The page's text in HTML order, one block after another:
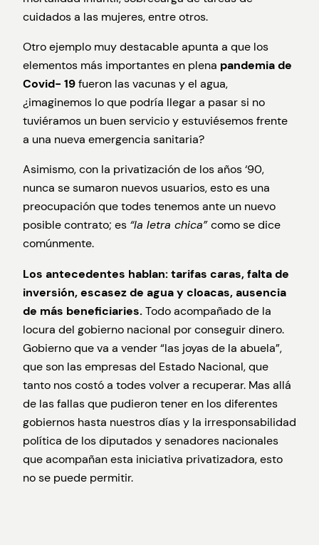
cuidados a las mujeres, entre otros.
Otro ejemplo muy destacable apunta a que los
elementos más importantes en plena pandemia de
Covid- 19fueron las vacunas y el agua,
¿imaginemos lo que podría llegar a pasar si no
tuviéramos un buen servicio y estuviésemos frente
a una nueva emergencia sanitaria?
Asimismo, con la privatización de los años ‘90,
nunca se sumaron nuevos usuarios, esto es una
preocupación que todes tenemos ante un nuevo
posible contrato; es “la letra chica”como se dice
comúnmente.
Los antecedentes hablan: tarifas caras, falta de
inversión, escasez de agua y cloacas, ausencia
de más beneficiaries.Todo acompañado de la
locura del gobierno nacional por conseguir dinero.
Gobierno que va a vender “las joyas de la abuela”,
que son las empresas del Estado Nacional, que
tanto nos costó a todes volver a recuperar. Mas allá
de las fallas que pudieron tener en los diferentes
gobiernos hasta nuestros días y la irresponsabilidad
política de los diputados y senadores nacionales
que acompañan esta iniciativa privatizadora, esto
no se puede permitir.